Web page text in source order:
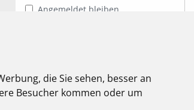
die Sie sehen, besser an
Besucher kommen oder um
Angemeldet bleiben
elektroforum